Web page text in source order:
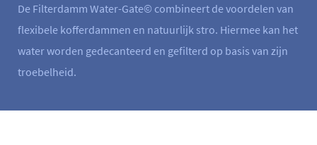
De Filterdamm Water-Gate© combineert de voordelen van
flexibele kofferdammen en natuurlijk stro. Hiermee kan het
water worden gedecanteerd en gefilterd op basis van zijn
troebelheid.